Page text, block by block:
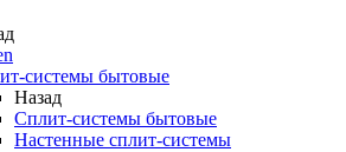
системы бытовые
Назад
Сплит-системы бытовые
Настенные сплит-системы